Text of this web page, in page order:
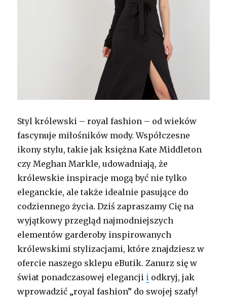
Styl królewski – royal fashion – od wieków
fascynuje miłośników mody. Współczesne
ikony stylu, takie jak księżna Kate Middleton
czy Meghan Markle, udowadniają, że
królewskie inspiracje mogą być nie tylko
eleganckie, ale także idealnie pasujące do
codziennego życia. Dziś zapraszamy Cię na
wyjątkowy przegląd najmodniejszych
elementów garderoby inspirowanych
królewskimi stylizacjami, które znajdziesz w
ofercie naszego sklepu eButik. Zanurz się w
świat ponadczasowej elegancji i odkryj, jak
wprowadzić „royal fashion” do swojej szafy!